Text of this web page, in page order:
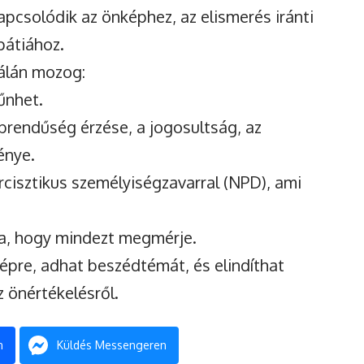
az önképhez, az elismerés iránti
mozog:
érzése, a jogosultság, az
személyiségzavarral (NPD), ami
hogy mindezt megmérje.
adhat beszédtémát, és elindíthat
önértékelésről.
Küldés Messengeren